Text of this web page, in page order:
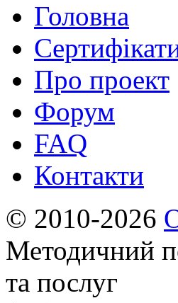
Головна
Про проект
Форум
FAQ
Контакти
© 2010-2026
Методичний
та послуг